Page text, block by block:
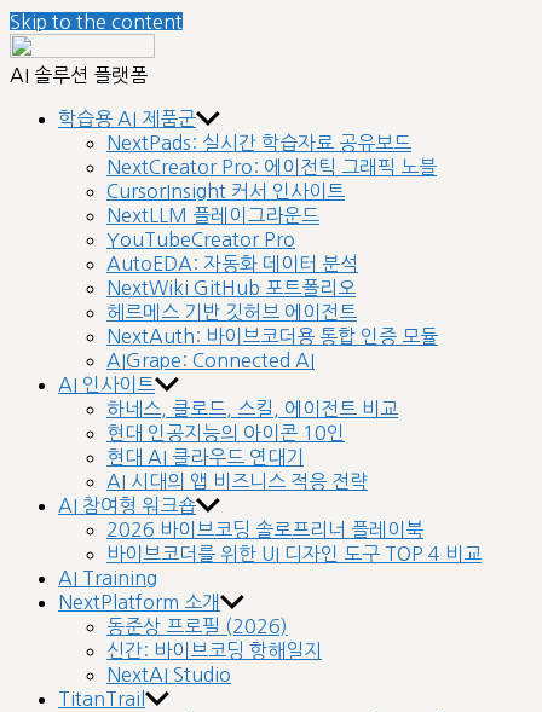
Skip to the content
AI 솔루션 플랫폼
학습용 AI 제품군
NextPads: 실시간 학습자료 공유보드
NextCreator Pro: 에이전틱 그래픽 노블
CursorInsight 커서 인사이트
NextLLM 플레이그라운드
YouTubeCreator Pro
AutoEDA: 자동화 데이터 분석
NextWiki GitHub 포트폴리오
헤르메스 기반 깃허브 에이전트
NextAuth: 바이브코더용 통합 인증 모듈
AIGrape: Connected AI
AI 인사이트
하네스, 클로드, 스킬, 에이전트 비교
현대 인공지능의 아이콘 10인
현대 AI 클라우드 연대기
AI 시대의 앱 비즈니스 적응 전략
AI 참여형 워크숍
2026 바이브코딩 솔로프리너 플레이북
바이브코더를 위한 UI 디자인 도구 TOP 4 비교
AI Training
NextPlatform 소개
동준상 프로필 (2026)
신간: 바이브코딩 항해일지
NextAI Studio
TitanTrail